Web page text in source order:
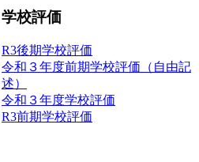
学校評価
R3後期学校評価
令和３年度前期学校評価（自由記
述）
令和３年度学校評価
R3前期学校評価